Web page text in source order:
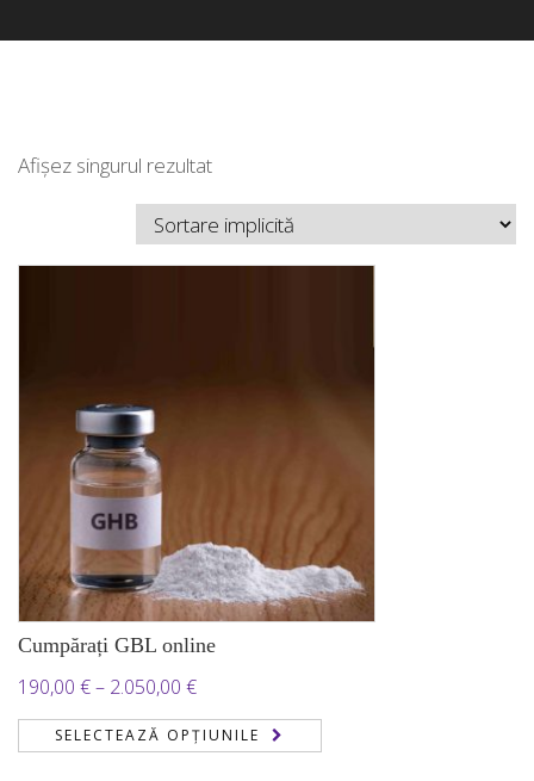
Afișez singurul rezultat
Cumpărați GBL online
190,00 €– 2.050,00 €Interval
de
prețuri:
SELECTEAZĂ OPȚIUNILE